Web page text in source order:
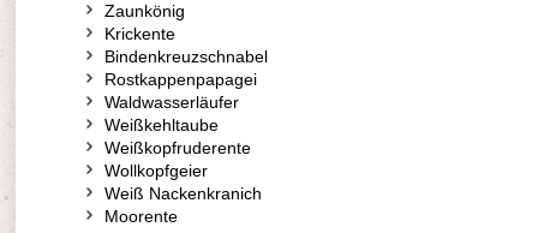
Zaunkönig
Krickente
Bindenkreuzschnabel
Rostkappenpapagei
Waldwasserläufer
Weißkehltaube
Weißkopfruderente
Wollkopfgeier
Weiß Nackenkranich
Moorente